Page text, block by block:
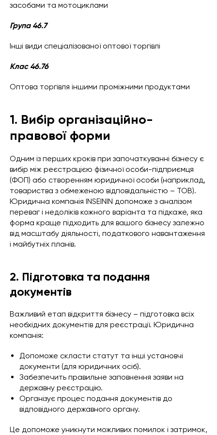
засобами та мотоциклами
Група 46.7
Інші види спеціалізованої оптової торгівлі
Клас 46.76
Оптова торгівля іншими проміжними продуктами
1. Вибір організаційно-
правової форми
Одним із перших кроків при започаткуванні бізнесу є
вибір між реєстрацією фізичної особи-підприємця
(ФОП) або створенням юридичної особи (наприклад,
товариства з обмеженою відповідальністю – ТОВ).
Юридична компанія INSEININ допоможе з аналізом
переваг і недоліків кожного варіанта та підкаже, яка
форма краще підходить для вашого бізнесу залежно
від масштабу діяльності, податкового навантаження
і майбутніх планів.
2. Підготовка та подання
документів
Важливий етап відкриття бізнесу – підготовка всіх
необхідних документів для реєстрації. Юридична
компанія:
Допоможе скласти статут та інші установчі
документи (для юридичних осіб).
Забезпечить правильне заповнення заяви на
державну реєстрацію.
Організує процес подання документів до
відповідного державного органу.
Це допоможе уникнути можливих помилок і затримок,